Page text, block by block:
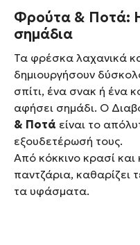
Φρούτα & Ποτά:
σημάδια
Τα φρέσκα λαχανικά
δημιουργήσουν
σπίτι, ένα σνακ ή ένα
αφήσει σημάδι. Ο
& Ποτά είναι το
εξουδετέρωσή τους.
Από κόκκινο κρασί
παντζάρια, καθαρίζει
τα υφάσματα.